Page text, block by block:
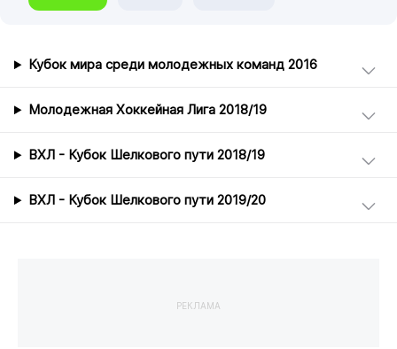
Кубок мира среди молодежных команд 2016
Молодежная Хоккейная Лига 2018/19
ВХЛ - Кубок Шелкового пути 2018/19
ВХЛ - Кубок Шелкового пути 2019/20
РЕКЛАМА